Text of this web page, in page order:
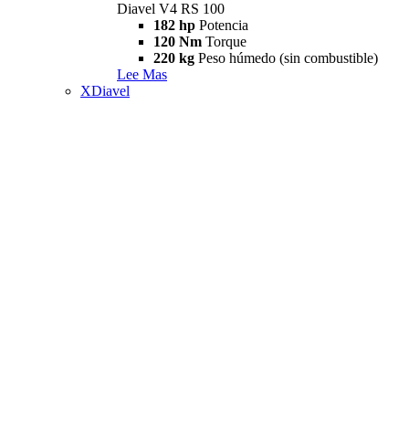
Diavel V4 RS 100
182 hp Potencia
120 Nm Torque
220 kg Peso húmedo (sin combustible)
Lee Mas
XDiavel